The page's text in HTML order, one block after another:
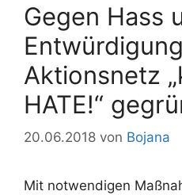
Gegen Hass
Aktionsnetz
HATE!“
20.06.2018 von Bojana
Mit notwendigen